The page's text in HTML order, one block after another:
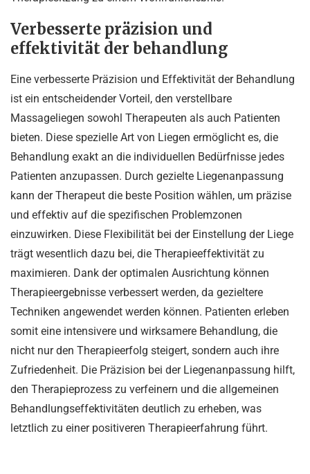
Verbesserte präzision und
effektivität der behandlung
Eine verbesserte Präzision und Effektivität der Behandlung
ist ein entscheidender Vorteil, den verstellbare
Massageliegen sowohl Therapeuten als auch Patienten
bieten. Diese spezielle Art von Liegen ermöglicht es, die
Behandlung exakt an die individuellen Bedürfnisse jedes
Patienten anzupassen. Durch gezielte Liegenanpassung
kann der Therapeut die beste Position wählen, um präzise
und effektiv auf die spezifischen Problemzonen
einzuwirken. Diese Flexibilität bei der Einstellung der Liege
trägt wesentlich dazu bei, die Therapieeffektivität zu
maximieren. Dank der optimalen Ausrichtung können
Therapieergebnisse verbessert werden, da gezieltere
Techniken angewendet werden können. Patienten erleben
somit eine intensivere und wirksamere Behandlung, die
nicht nur den Therapieerfolg steigert, sondern auch ihre
Zufriedenheit. Die Präzision bei der Liegenanpassung hilft,
den Therapieprozess zu verfeinern und die allgemeinen
Behandlungseffektivitäten deutlich zu erheben, was
letztlich zu einer positiveren Therapieerfahrung führt.